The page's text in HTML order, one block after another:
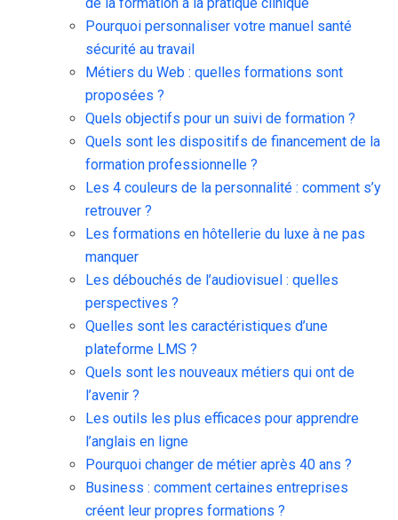
Pourquoi personnaliser votre manuel santé
sécurité au travail
Métiers du Web : quelles formations sont
proposées ?
Quels objectifs pour un suivi de formation ?
Quels sont les dispositifs de financement de la
formation professionnelle ?
Les 4 couleurs de la personnalité : comment s’y
retrouver ?
Les formations en hôtellerie du luxe à ne pas
manquer
Les débouchés de l’audiovisuel : quelles
perspectives ?
Quelles sont les caractéristiques d’une
plateforme LMS ?
Quels sont les nouveaux métiers qui ont de
l’avenir ?
Les outils les plus efficaces pour apprendre
l’anglais en ligne
Pourquoi changer de métier après 40 ans ?
Business : comment certaines entreprises
créent leur propres formations ?